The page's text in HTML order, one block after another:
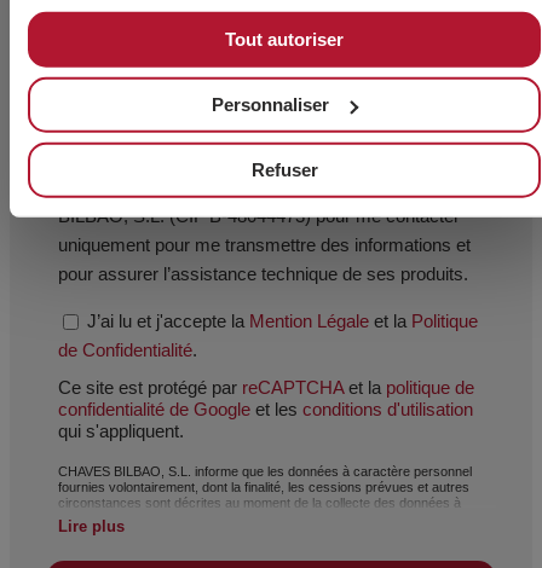
Tout autoriser
Personnaliser
Refuser
BILBAO, S.L. (CIF B-48044473) pour me contacter
uniquement pour me transmettre des informations et
pour assurer l’assistance technique de ses produits.
J’ai lu et j'accepte la Mention Légale et la Politique
de Confidentialité.
Ce site est protégé par reCAPTCHAet la politique de
confidentialité de Google et les conditions d'utilisation
qui s'appliquent.
CHAVES BILBAO, S.L. informe que les données à caractère personnel
fournies volontairement, dont la finalité, les cessions prévues et autres
circonstances sont décrites au moment de la collecte des données à
caractère personnel. Toutefois, selon le cas, la finalité peut être une des
suivantes : traitement d’une demande, réclamation ou question posée ;
Lire plus